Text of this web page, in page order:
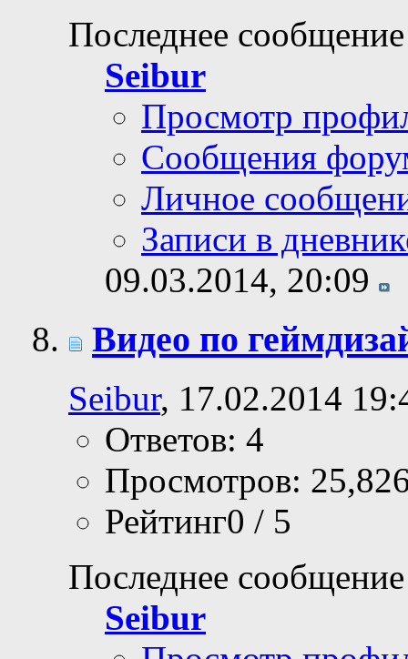
Последнее
Seibur
Просмотр
Сообщения
Личное
Записи в
09.03.2014, 20:09
Видео по
Seibur, 17.02.2014
Ответов: 4
Просмотров:
Рейтинг0 / 5
Последнее
Seibur